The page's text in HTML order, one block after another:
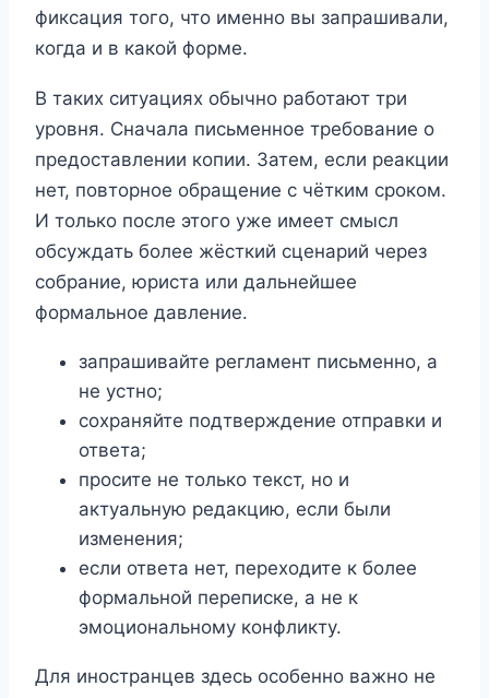
фиксация того, что именно вы запрашивали,
когда и в какой форме.
В таких ситуациях обычно работают три
уровня. Сначала письменное требование о
предоставлении копии. Затем, если реакции
нет, повторное обращение с чётким сроком.
И только после этого уже имеет смысл
обсуждать более жёсткий сценарий через
собрание, юриста или дальнейшее
формальное давление.
запрашивайте регламент письменно, а
не устно;
сохраняйте подтверждение отправки и
ответа;
просите не только текст, но и
актуальную редакцию, если были
изменения;
если ответа нет, переходите к более
формальной переписке, а не к
эмоциональному конфликту.
Для иностранцев здесь особенно важно не